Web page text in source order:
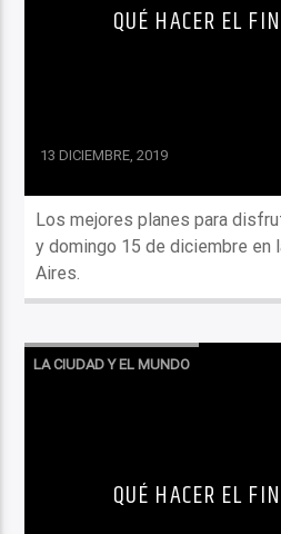
QUÉ HACER EL
13 DICIEMBRE, 2019
Los mejores planes para
y domingo 15 de diciembre en
Aires.
LA CIUDAD Y EL MUNDO
QUÉ HACER EL